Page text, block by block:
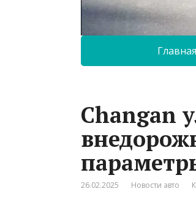
Главная
Changan
26.02.2025 Новости авто